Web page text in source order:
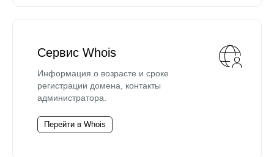
Сервис Whois
Информация о возрасте и сроке
регистрации домена, контакты
администратора.
Перейти в Whois